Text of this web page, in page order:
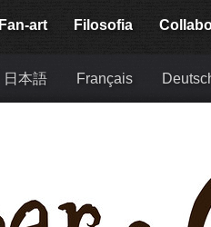
Fan-art Filosofia
日本語 Français